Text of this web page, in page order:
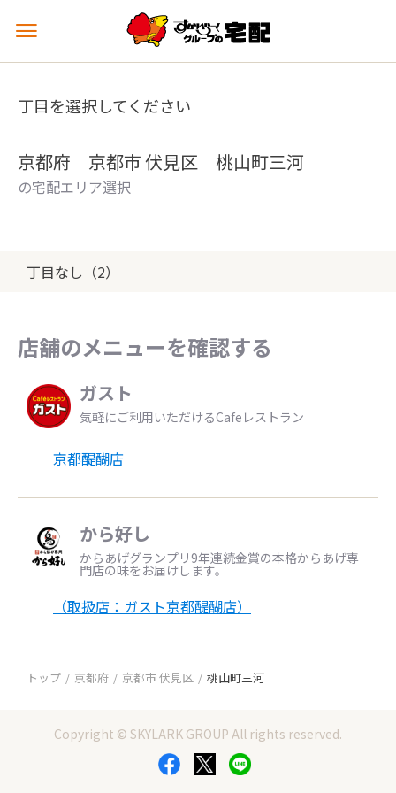
メ
ュ
を
丁目を選択してください
京都府 京都市 伏見区 桃山町三河
の宅配エリア選択
丁目なし（2）
店舗のメニューを確認する
ガスト
気軽にご利用いただけるCafeレストラン
京都醍醐店
から好し
からあげグランプリ9年連続金賞の本格からあげ専
門店の味をお届けします。
（取扱店：ガスト京都醍醐店）
トップ 京都府 京都市 伏見区 桃山町三河
Copyright © SKYLARK GROUP All rights reserved.